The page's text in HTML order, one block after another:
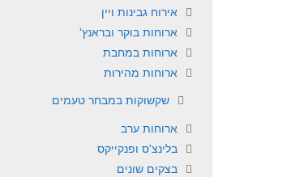
אירוח גבינות ויין
ארוחות בוקר ובראנץ'
ארוחות במחבת
ארוחות מהירות
שקשוקות במבחר טעמים
ארוחות ערב
בלינצ'ס ופנקייקס
בצקים שונים